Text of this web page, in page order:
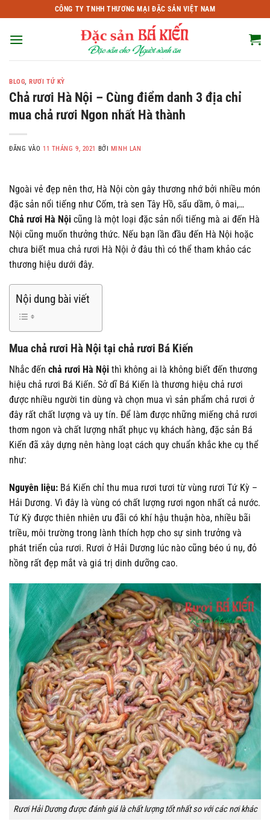
qua
nội
CÔNG TY TNHH THƯƠNG MẠI ĐẶC SẢN VIỆT NAM
BLOG,RƯƠI TỨ KỲ
Chả rươi Hà Nội – Cùng điểm danh 3 địa chỉ
mua chả rươi Ngon nhất Hà thành
ĐĂNG VÀO11 THÁNG 9, 2021 BỞI MINH LAN
Ngoài vẻ đẹp nên thơ, Hà Nội còn gây thương nhớ bởi nhiều món
đặc sản nổi tiếng như Cốm, trà sen Tây Hồ, sấu dầm, ô mai,…
Chả rươi Hà Nội cũng là một loại đặc sản nổi tiếng mà ai đến Hà
Nội cũng muốn thưởng thức. Nếu bạn lần đầu đến Hà Nội hoặc
chưa biết mua chả rươi Hà Nội ở đâu thì có thể tham khảo các
thương hiệu dưới đây.
Nội dung bài viết
Mua chả rươi Hà Nội tại chả rươi Bá Kiến
Nhắc đến chả rươi Hà Nội thì không ai là không biết đến thương
hiệu chả rươi Bá Kiến. Sở dĩ Bá Kiến là thương hiệu chả rươi
được nhiều người tin dùng và chọn mua vì sản phẩm chả rươi ở
đây rất chất lượng và uy tín. Để làm được những miếng chả rươi
thơm ngon và chất lượng nhất phục vụ khách hàng, đặc sản Bá
Kiến đã xây dựng nên hàng loạt cách quy chuẩn khắc khe cụ thể
như:
Nguyên liệu: Bá Kiến chỉ thu mua rươi tươi từ vùng rươi Tứ Kỳ –
Hải Dương. Vì đây là vùng có chất lượng rươi ngon nhất cả nước.
Tứ Kỳ được thiên nhiên ưu đãi có khí hậu thuận hòa, nhiều bãi
triều, môi trường trong lành thích hợp cho sự sinh trưởng và
phát triển của rươi. Rươi ở Hải Dương lúc nào cũng béo ú nụ, đỏ
hồng rất đẹp mắt và giá trị dinh dưỡng cao.
Rươi Hải Dương được đánh giá là chất lượng tốt nhất so với các nơi khác